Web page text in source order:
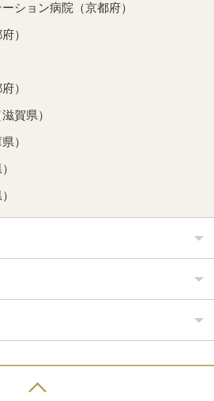
ション病院（京都府）
）
）
賀県）
）